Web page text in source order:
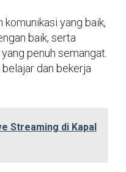
yang baik,
baik, serta
penuh semangat.
dan bekerja
Streaming di Kapal